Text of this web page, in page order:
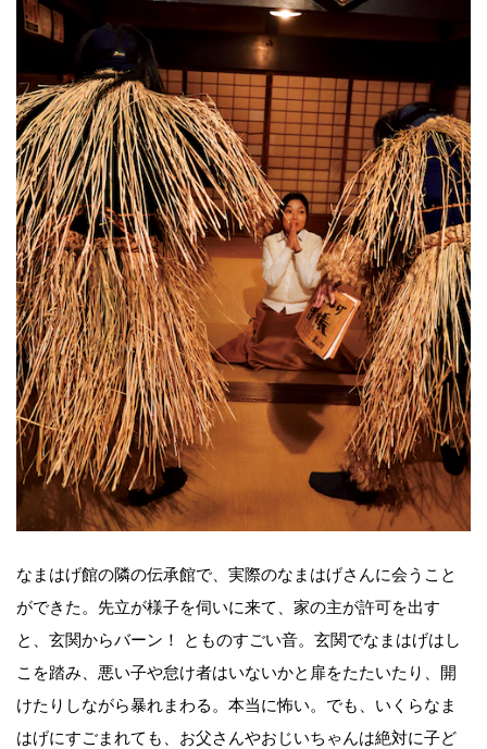
なまはげ館の隣の伝承館で、実際のなまはげさんに会うこと
ができた。先立が様子を伺いに来て、家の主が許可を出す
と、玄関からバーン！ とものすごい音。玄関でなまはげはし
こを踏み、悪い子や怠け者はいないかと扉をたたいたり、開
けたりしながら暴れまわる。本当に怖い。でも、いくらなま
はげにすごまれても、お父さんやおじいちゃんは絶対に子ど